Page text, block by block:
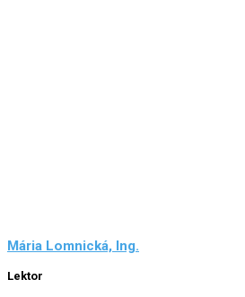
Mária Lomnická, Ing.
Lektor